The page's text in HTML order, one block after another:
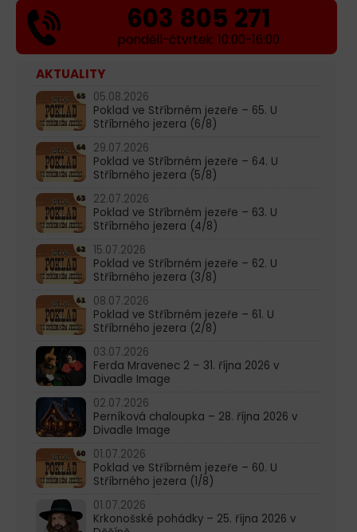
603 805 271
pondělí-čtvrtek: 10:00-16:00
AKTUALITY
05.08.2026
Poklad ve Stříbrném jezeře – 65. U
Stříbrného jezera (6/8)
29.07.2026
Poklad ve Stříbrném jezeře – 64. U
Stříbrného jezera (5/8)
22.07.2026
Poklad ve Stříbrném jezeře – 63. U
Stříbrného jezera (4/8)
15.07.2026
Poklad ve Stříbrném jezeře – 62. U
Stříbrného jezera (3/8)
08.07.2026
Poklad ve Stříbrném jezeře – 61. U
Stříbrného jezera (2/8)
03.07.2026
Ferda Mravenec 2 – 31. října 2026 v
Divadle Image
02.07.2026
Perníková chaloupka – 28. října 2026 v
Divadle Image
01.07.2026
Poklad ve Stříbrném jezeře – 60. U
Stříbrného jezera (1/8)
01.07.2026
Krkonošské pohádky – 25. října 2026 v